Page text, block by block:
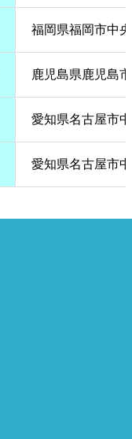
福岡県福岡市中
鹿児島県鹿児島
愛知県名古屋市
愛知県名古屋市